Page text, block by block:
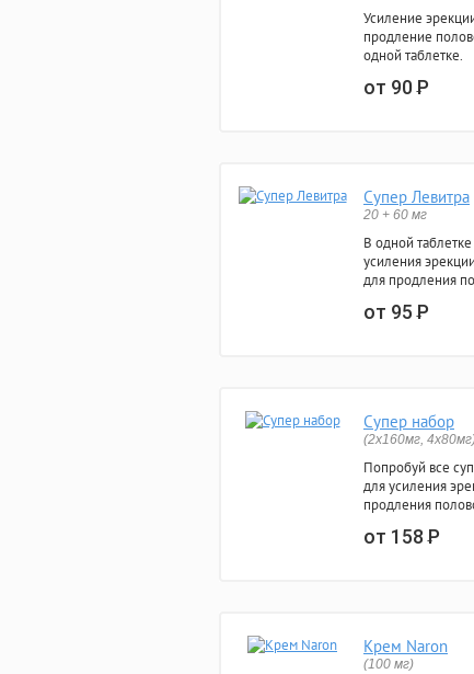
Усиление
продление
одной таблетке.
от 90Р
Супер Левитра
20 + 60 мг
В одной
усиления
для продления
от 95Р
Супер набор
(2х160мг,
Попробуй все
для усиления
продления
от 158Р
Крем Naron
(100 мг)